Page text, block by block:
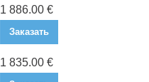
1 886.00 €
Заказать
1 835.00 €